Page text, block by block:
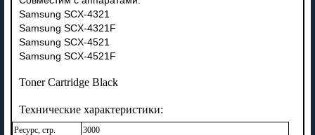
Samsung SCX-4321
Samsung SCX-4321F
Samsung SCX-4521
Samsung SCX-4521F
Toner Cartridge Black
Технические характеристики:
Ресурс, стр.
3000